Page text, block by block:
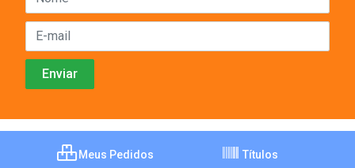
Meus Pedidos Títulos